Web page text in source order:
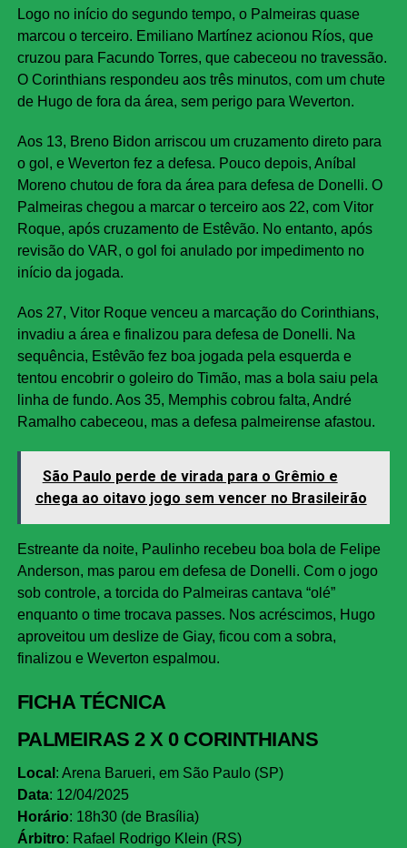
Logo no início do segundo tempo, o Palmeiras quase
marcou o terceiro. Emiliano Martínez acionou Ríos, que
cruzou para Facundo Torres, que cabeceou no travessão.
O Corinthians respondeu aos três minutos, com um chute
de Hugo de fora da área, sem perigo para Weverton.
Aos 13, Breno Bidon arriscou um cruzamento direto para
o gol, e Weverton fez a defesa. Pouco depois, Aníbal
Moreno chutou de fora da área para defesa de Donelli. O
Palmeiras chegou a marcar o terceiro aos 22, com Vitor
Roque, após cruzamento de Estêvão. No entanto, após
revisão do VAR, o gol foi anulado por impedimento no
início da jogada.
Aos 27, Vitor Roque venceu a marcação do Corinthians,
invadiu a área e finalizou para defesa de Donelli. Na
sequência, Estêvão fez boa jogada pela esquerda e
tentou encobrir o goleiro do Timão, mas a bola saiu pela
linha de fundo. Aos 35, Memphis cobrou falta, André
Ramalho cabeceou, mas a defesa palmeirense afastou.
São Paulo perde de virada para o Grêmio e
chega ao oitavo jogo sem vencer no Brasileirão
Estreante da noite, Paulinho recebeu boa bola de Felipe
Anderson, mas parou em defesa de Donelli. Com o jogo
sob controle, a torcida do Palmeiras cantava “olé”
enquanto o time trocava passes. Nos acréscimos, Hugo
aproveitou um deslize de Giay, ficou com a sobra,
finalizou e Weverton espalmou.
FICHA TÉCNICA
PALMEIRAS 2 X 0 CORINTHIANS
Local : Arena Barueri, em São Paulo (SP)
Data: 12/04/2025
Horário: 18h30 (de Brasília)
Árbitro: Rafael Rodrigo Klein (RS)